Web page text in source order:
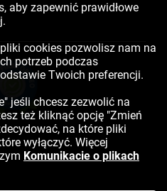
aby zapewnić prawidłowe
cookies pozwolisz nam na
potrzeb podczas
Twoich preferencji.
jeśli chcesz zezwolić na
też kliknąć opcję "Zmień
na które pliki
wyłączyć. Więcej
Komunikacie o plikach